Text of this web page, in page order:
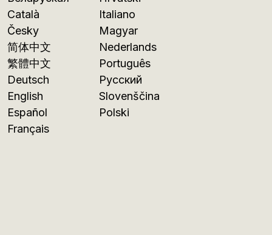
Català
Česky
简体中文
繁體中文
Deutsch
English
Español
Français
Italiano
Magyar
Nederlands
Português
Русский
Slovenščina
Polski